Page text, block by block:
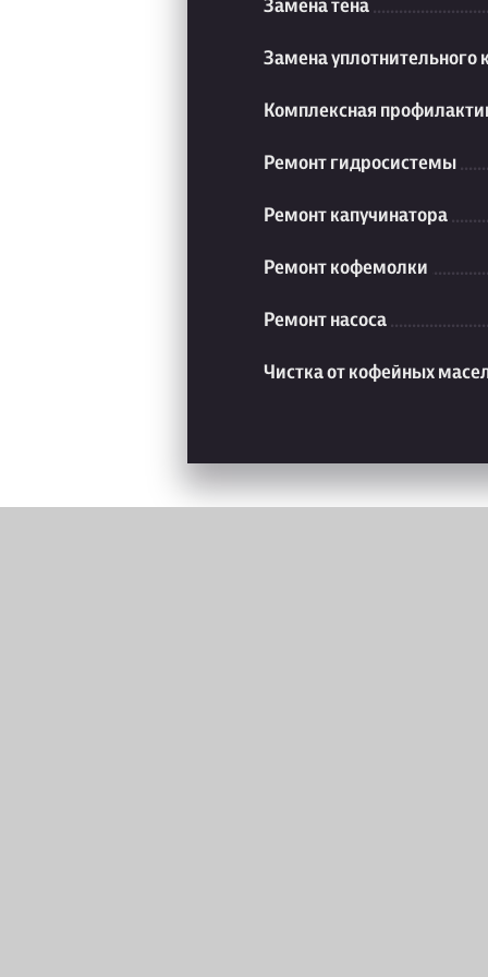
Замена тена
Замена уплотнительного
Комплексная
Ремонт гидросистемы
Ремонт капучинатора
Ремонт кофемолки
Ремонт насоса
Чистка от кофейных